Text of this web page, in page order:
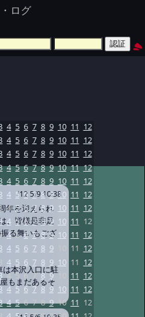
ログ
'12 5/9 10:38
年を迎えられ
、皆様是非足
る舞いもござ
は本沢入口に駐
もまだあるそ
4 5 6 7 8 9 10 11 12
4 5 6 7 8 9 10 11 12
4 5 6 7 8 9 10 11 12
4 5 6 7 8 9 10 11 12
4 5 6 7 8 9 10 11 12
4 5 6 7 8 9 10 11 12
3 4 5 6 7 8 9 10 11 12
4 5 6 7 8 9 10 11 12
4 5 6 7 8 9 10 11 12
4 5 6 7 8 9 11 12
3 4 5 6 7 8 9 10 11 12
4 5 6 7 8 9 10 11 12
4 5 6 7 8 9 10 11 12
4 5 6 7 8 9 10 11 12